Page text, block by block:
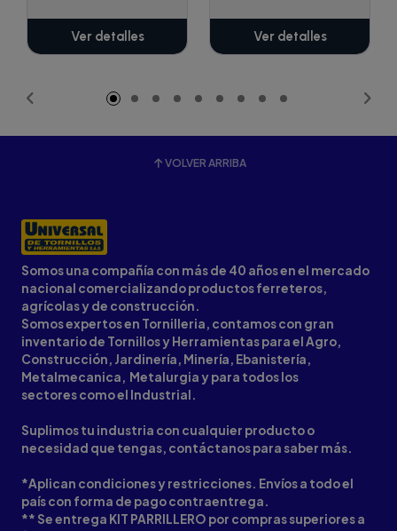
Ver detalles Ver detalles
VOLVER ARRIBA
Somos una compañía con más de 40 años en el mercado
nacional comercializando productos ferreteros,
agrícolas y de construcción.
Somos expertos en Tornilleria, contamos con gran
inventario de Tornillos y Herramientas para el Agro,
Construcción, Jardinería, Minería, Ebanistería,
Metalmecanica, Metalurgia y para todos los
sectores como el Industrial.
Suplimos tu industria con cualquier producto o
necesidad que tengas, contáctanos para saber más.
*Aplican condiciones y restricciones. Envíos a todo el
país con forma de pago contraentrega.
** Se entrega KIT PARRILLERO por compras superiores a